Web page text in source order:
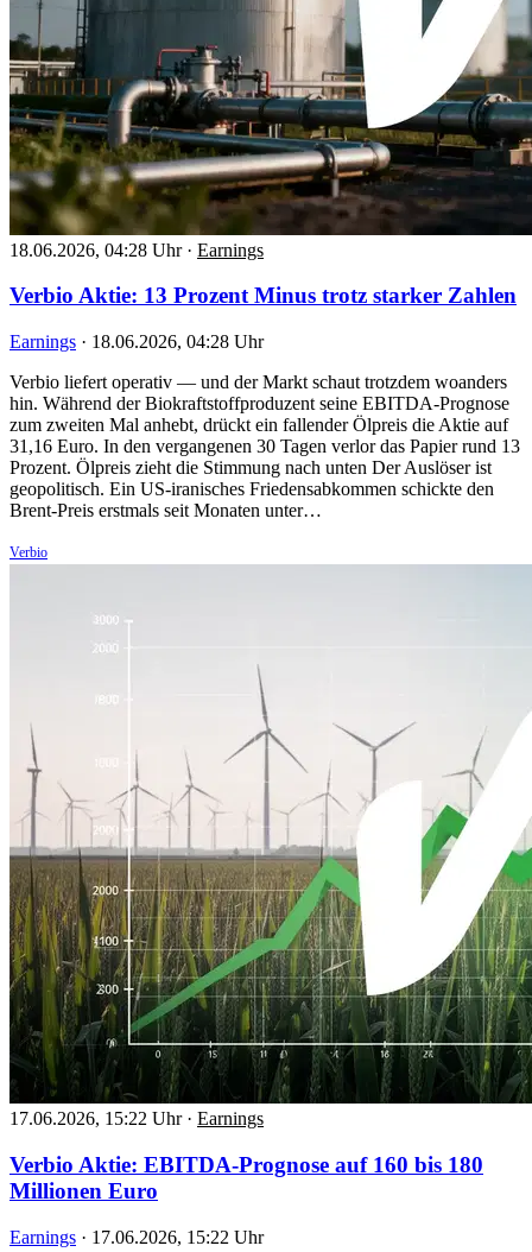
18.06.2026, 04:28 Uhr · Earnings
Verbio Aktie: 13 Prozent Minus trotz starker Zahlen
Earnings · 18.06.2026, 04:28 Uhr
Verbio liefert operativ — und der Markt schaut trotzdem woanders
hin. Während der Biokraftstoffproduzent seine EBITDA-Prognose
zum zweiten Mal anhebt, drückt ein fallender Ölpreis die Aktie auf
31,16 Euro. In den vergangenen 30 Tagen verlor das Papier rund 13
Prozent. Ölpreis zieht die Stimmung nach unten Der Auslöser ist
geopolitisch. Ein US-iranisches Friedensabkommen schickte den
Brent-Preis erstmals seit Monaten unter…
Verbio
17.06.2026, 15:22 Uhr · Earnings
Verbio Aktie: EBITDA-Prognose auf 160 bis 180
Millionen Euro
Earnings · 17.06.2026, 15:22 Uhr